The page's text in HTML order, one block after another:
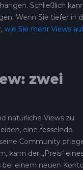
Schließlich
Wenn Sie tiefer in
wie Sie mehr Views
zwei
natürliche Views zu
eine fesselnde
Community
kann der „Preis“
bei einem neuen